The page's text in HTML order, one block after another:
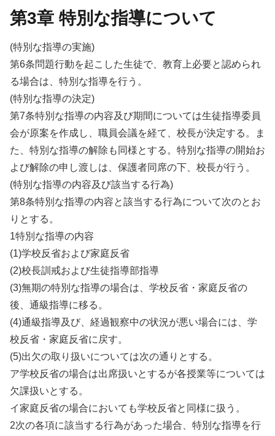
第3章 特別な指導について
(特別な指導の実施)
第6条問題行動を起こした生徒で、教育上必要と認められ
る場合は、特別な指導を行う。
(特別な指導の決定)
第7条特別な指導の内容及び期間については生徒指導委員
会が原案を作成し、職員会議を経て、校長が決定する。ま
た、特別な指導の解除も同様とする。特別な指導の開始お
よび解除の申し渡しは、保護者同席の下、校長が行う。
(特別な指導の内容及び該当する行為)
第8条特別な指導の内容と該当する行為について次のとお
りとする。
1特別な指導の内容
(1)学校反省および家庭反省
(2)校長訓戒および生徒指導部指導
(3)無期の特別な指導の場合は、学校反省・家庭反省の
後、通級指導に移る。
(4)通級指導及び、経過観察中の状況が悪い場合には、学
校反省・家庭反省に戻す。
(5)出欠の取り扱いについては次の通りとする。
ア学校反省の場合は出席扱いとするが各授業等については
欠課扱いとする。
イ家庭反省の場合においても学校反省と同様に扱う。
2次の各項に該当する行為があった場合、特別な指導を行